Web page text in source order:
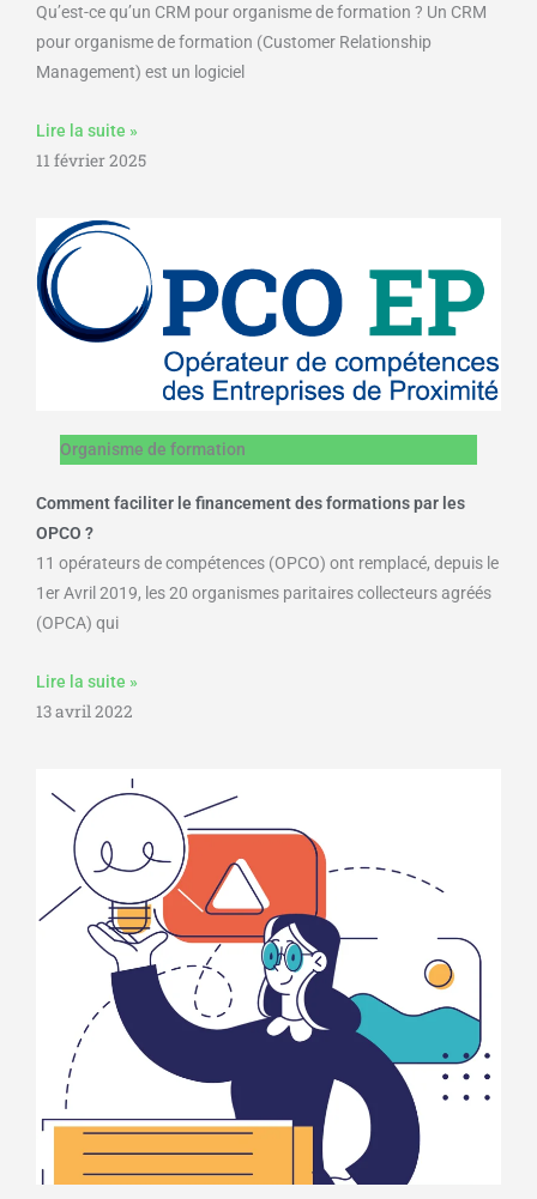
Qu’est-ce qu’un CRM pour organisme de formation ? Un CRM
pour organisme de formation (Customer Relationship
Management) est un logiciel
Lire la suite »
11 février 2025
Organisme de formation
Comment faciliter le financement des formations par les
OPCO ?
11 opérateurs de compétences (OPCO) ont remplacé, depuis le
1er Avril 2019, les 20 organismes paritaires collecteurs agréés
(OPCA) qui
Lire la suite »
13 avril 2022